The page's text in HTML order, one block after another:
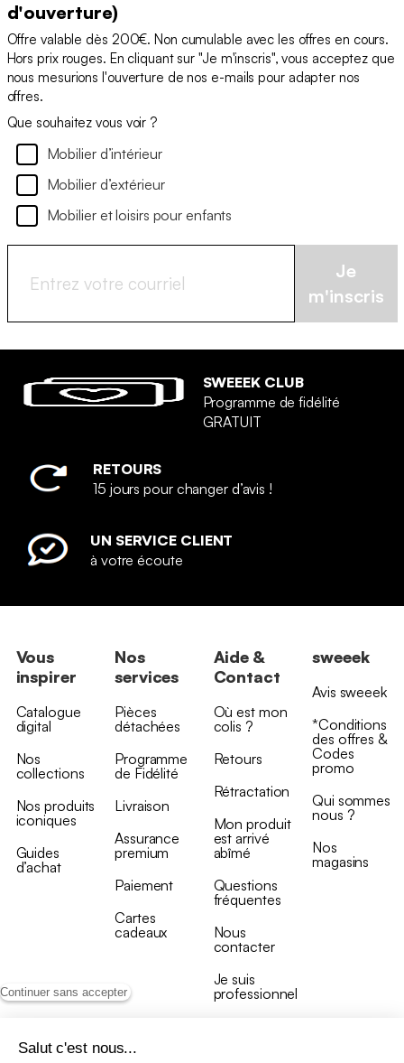
Continuer sans accepter
Salut c'est nous...
d'ouverture)
Offre valable dès 200€. Non cumulable avec les offres en cours.
Hors prix rouges. En cliquant sur "Je m'inscris", vous acceptez que
nous mesurions l'ouverture de nos e-mails pour adapter nos
offres.
Que souhaitez vous voir ?
Mobilier d’intérieur
Mobilier d’extérieur
Mobilier et loisirs pour enfants
Je
m'inscris
SWEEEK CLUB
Programme de fidélité
GRATUIT
RETOURS
15 jours pour changer d’avis !
UN SERVICE CLIENT
à votre écoute
Vous
inspirer
Catalogue
digital
Nos
collections
Nos produits
iconiques
Guides
d’achat
Nos
services
Pièces
détachées
Programme
de Fidélité
Livraison
Assurance
premium
Paiement
Cartes
cadeaux
Aide &
Contact
Où est mon
colis ?
Retours
Rétractation
Mon produit
est arrivé
abîmé
Questions
fréquentes
Nous
contacter
Je suis
professionnel
sweeek
Avis sweeek
*Conditions
des offres &
Codes
promo
Qui sommes
nous ?
Nos
magasins